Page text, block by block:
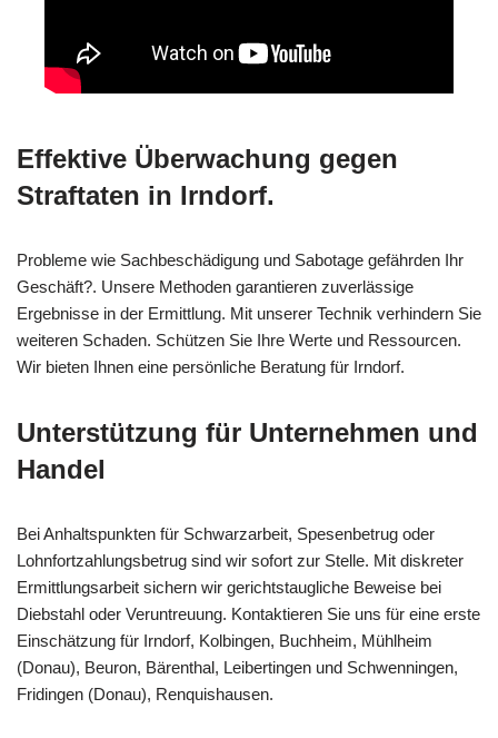
Effektive Überwachung gegen
Straftaten in Irndorf.
Probleme wie Sachbeschädigung und Sabotage gefährden Ihr
Geschäft?. Unsere Methoden garantieren zuverlässige
Ergebnisse in der Ermittlung. Mit unserer Technik verhindern Sie
weiteren Schaden. Schützen Sie Ihre Werte und Ressourcen.
Wir bieten Ihnen eine persönliche Beratung für Irndorf.
Unterstützung für Unternehmen und
Handel
Bei Anhaltspunkten für Schwarzarbeit, Spesenbetrug oder
Lohnfortzahlungsbetrug sind wir sofort zur Stelle. Mit diskreter
Ermittlungsarbeit sichern wir gerichtstaugliche Beweise bei
Diebstahl oder Veruntreuung. Kontaktieren Sie uns für eine erste
Einschätzung für Irndorf, Kolbingen, Buchheim, Mühlheim
(Donau), Beuron, Bärenthal, Leibertingen und Schwenningen,
Fridingen (Donau), Renquishausen.